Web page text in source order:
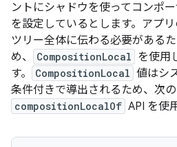
ントにシャドウを使ってコンポ
を設定しているとします。アプ
ツリー全体に伝わる必要があるた
め、
CompositionLocal を使用
す。
CompositionLocal 値はシ
条件付きで導出されるため、次
compositionLocalOf API を使